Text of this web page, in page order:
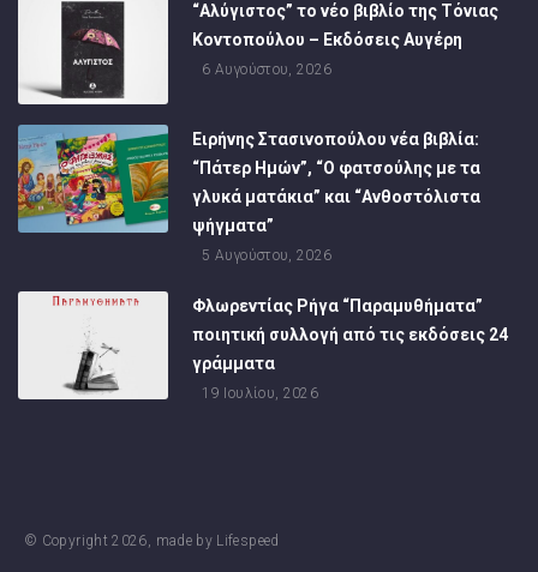
“Αλύγιστος” το νέο βιβλίο της Τόνιας
Κοντοπούλου – Εκδόσεις Αυγέρη
6 Αυγούστου, 2026
Ειρήνης Στασινοπούλου νέα βιβλία:
“Πάτερ Ημών”, “Ο φατσούλης με τα
γλυκά ματάκια” και “Ανθοστόλιστα
ψήγματα”
5 Αυγούστου, 2026
Φλωρεντίας Ρήγα “Παραμυθήματα”
ποιητική συλλογή από τις εκδόσεις 24
γράμματα
19 Ιουλίου, 2026
© Copyright2026, made by Lifespeed